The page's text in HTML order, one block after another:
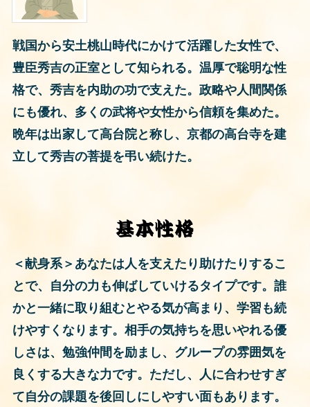
戦国から安土桃山時代にかけて活躍した女性で、
豊臣秀吉の正室として知られる。温厚で聡明な性
格で、秀吉を内助の功で支えた。政略や人間関係
にも優れ、多くの武将や女性から信頼を集めた。
晩年は出家して高台院と称し、京都の高台寺を建
立して秀吉の菩提を弔い続けた。
＜献身系＞あなたは人を支えたり助けたりするこ
とで、自分の力も伸ばしていけるタイプです。誰
かと一緒に取り組むとやる気が高まり、学習も続
けやすくなります。相手の気持ちを思いやれる優
しさは、勉強仲間を励まし、グループの雰囲気を
良くする大きな力です。ただし、人に合わせすぎ
て自分の課題を後回しにしやすい面もあります。